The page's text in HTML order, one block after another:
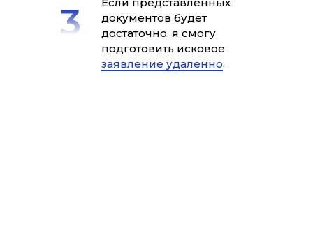
документов будет
достаточно, я смогу
подготовить исковое
заявление удаленно.